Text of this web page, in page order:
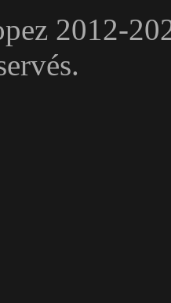
2012-